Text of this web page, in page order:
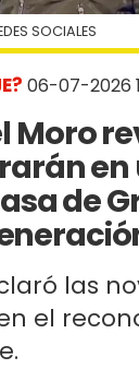
06-07-2026
Moro
en
de
las
el
SOCIALES